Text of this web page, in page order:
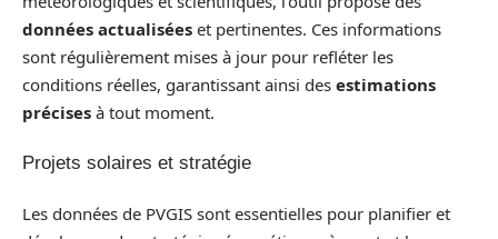
données actualisées et pertinentes. Ces informations
sont régulièrement mises à jour pour refléter les
conditions réelles, garantissant ainsi des estimations
précises à tout moment.
Projets solaires et stratégie
Les données de PVGIS sont essentielles pour planifier et